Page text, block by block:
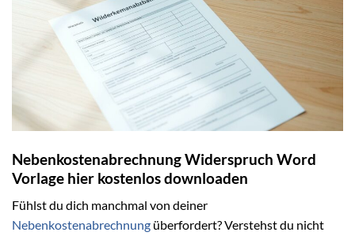
Nebenkostenabrechnung Widerspruch Word
Vorlage hier kostenlos downloaden
Fühlst du dich manchmal von deiner
Nebenkostenabrechnung überfordert? Verstehst du nicht